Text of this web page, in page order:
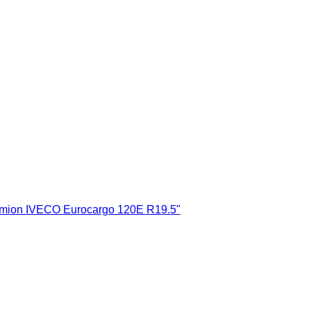
IVECO Eurocargo 120E R19.5"